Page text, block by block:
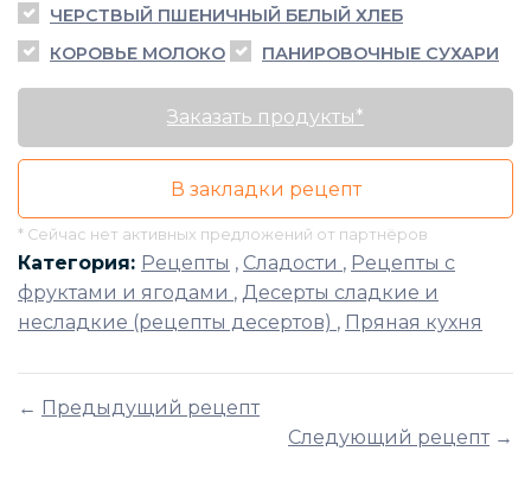
ЧЕРСТВЫЙ ПШЕНИЧНЫЙ БЕЛЫЙ ХЛЕБ
КОРОВЬЕ МОЛОКО
ПАНИРОВОЧНЫЕ СУХАРИ
Заказать продукты*
В закладки рецепт
* Сейчас нет активных предложений от партнёров
Категория: Рецепты , Сладости , Рецепты с
фруктами и ягодами , Десерты сладкие и
несладкие (рецепты десертов) , Пряная кухня
← Предыдущий рецепт
Следующий рецепт→